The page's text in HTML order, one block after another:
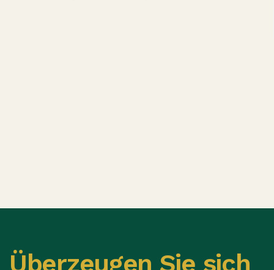
Überzeugen Sie sich